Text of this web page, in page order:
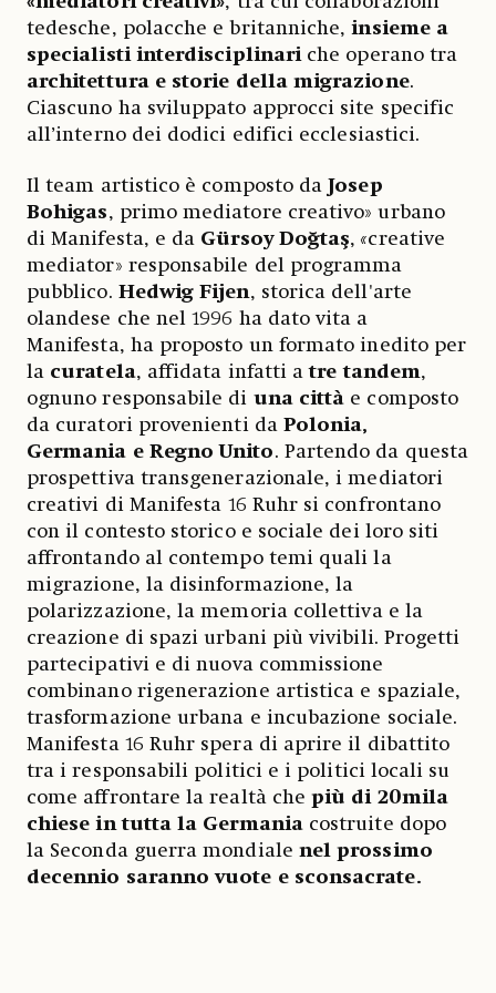
tedesche, polacche e britanniche,insieme a
specialisti interdisciplinariche operano tra
architettura e storie della migrazione.
Ciascuno ha sviluppato approcci site specific
all’interno dei dodici edifici ecclesiastici.
Il team artistico è composto daJosep
Bohigas, primo mediatore creativo» urbano
di Manifesta, e da Gürsoy Doğtaş, «creative
mediator» responsabile del programma
pubblico. Hedwig Fijen, storica dell'arte
olandese che nel 1996 ha dato vita a
Manifesta, ha proposto un formato inedito per
la curatela, affidata infatti atre tandem,
ognuno responsabile di una città e composto
da curatori provenienti daPolonia,
Germania e Regno Unito. Partendo da questa
prospettiva transgenerazionale, i mediatori
creativi di Manifesta 16 Ruhr si confrontano
con il contesto storico e sociale dei loro siti
affrontando al contempo temi quali la
migrazione, la disinformazione, la
polarizzazione, la memoria collettiva e la
creazione di spazi urbani più vivibili. Progetti
partecipativi e di nuova commissione
combinano rigenerazione artistica e spaziale,
trasformazione urbana e incubazione sociale.
Manifesta 16 Ruhr spera di aprire il dibattito
tra i responsabili politici e i politici locali su
come affrontare la realtà che più di 20mila
chiese in tutta la Germania costruite dopo
la Seconda guerra mondiale nel prossimo
decennio saranno vuote e sconsacrate.